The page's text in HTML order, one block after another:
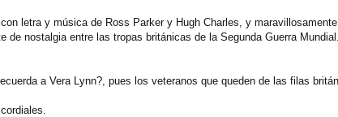
letra y música de Ross Parker y Hugh Charles, y
de nostalgia entre las tropas británicas de la Segunda Guerra
a Vera Lynn?, pues los veteranos que queden de las filas